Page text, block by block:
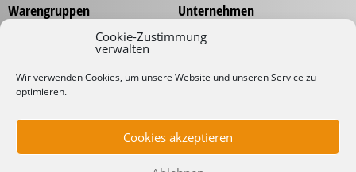
Cookie-Zustimmung
verwalten
Wir verwenden Cookies, um unsere Website und unseren Service zu
optimieren.
Cookies akzeptieren
Warengruppen
Koffer & Taschen
Kabelbinder
Unternehmen
Service
Katalog
Downloads